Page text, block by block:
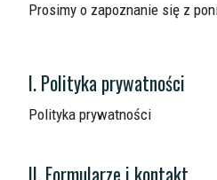
Prosimy o zapoznanie się z
I. Polityka prywatności
Polityka prywatności
II. Formularze i kontakt